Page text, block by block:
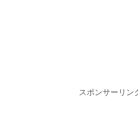
スポンサーリン